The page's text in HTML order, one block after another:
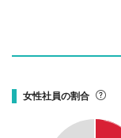
女性社員の割合